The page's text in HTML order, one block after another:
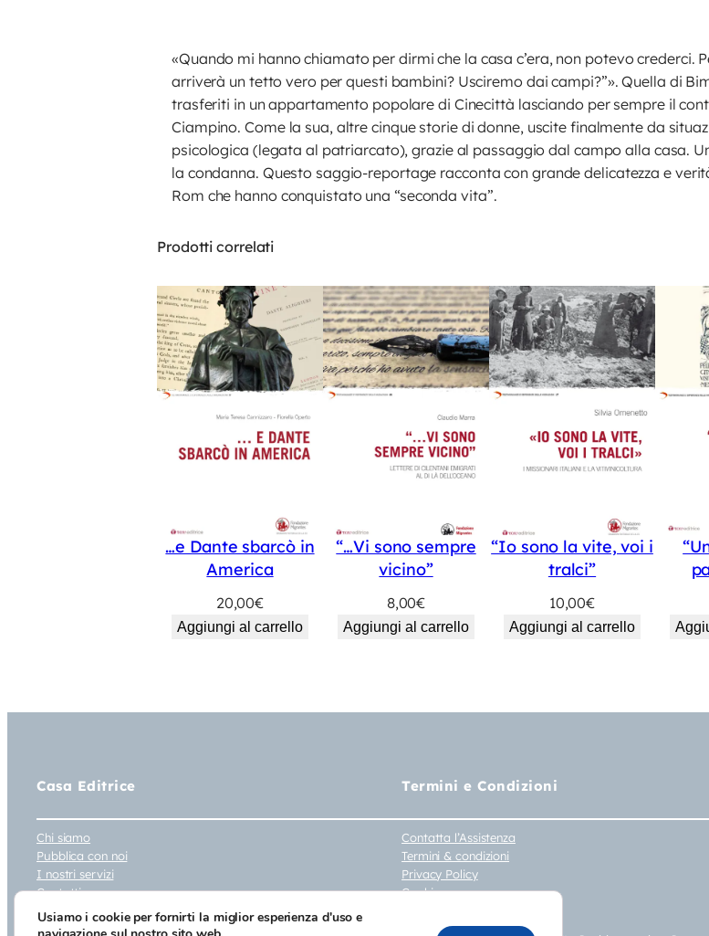
«Quando mi hanno chiamato per dirmi che la casa c’era, non potevo crederci.
arriverà un tetto vero per questi bambini? Usciremo dai campi?”». Quella di
trasferiti in un appartamento popolare di Cinecittà lasciando per sempre il
Ciampino. Come la sua, altre cinque storie di donne, uscite finalmente da
psicologica (legata al patriarcato), grazie al passaggio dal campo alla casa.
la condanna. Questo saggio-reportage racconta con grande delicatezza e
Rom che hanno conquistato una “seconda vita”.
Prodotti correlati
…e Dante sbarcò in
America
20,00€
Aggiungi al carrello
“…Vi sono sempre
vicino”
8,00€
Aggiungi al carrello
“Io sono la vite, voi i
tralci”
10,00€
Aggiungi al carrello
Casa Editrice
Chi siamo
Pubblica con noi
I nostri servizi
Contatti
Termini e Condizioni
Contatta l’Assistenza
Termini & condizioni
Privacy Policy
Cookie
Usiamo i cookie per fornirti la miglior esperienza d'uso e